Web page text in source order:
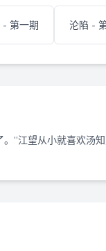
- 第一期 沦陷 -
”江望从小就喜欢汤